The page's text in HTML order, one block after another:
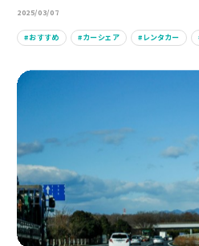
2025/03/07
おすすめ カーシェア レンタカー